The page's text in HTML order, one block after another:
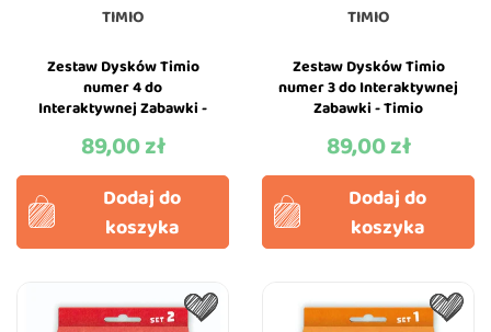
TIMIO
Zestaw Dysków Timio
numer 4 do
Interaktywnej Zabawki -
Cena
89,00 zł
Dodaj do
koszyka
TIMIO
Zestaw Dysków Timio
numer 3 do Interaktywnej
Zabawki - Timio
Cena
89,00 zł
Dodaj do
koszyka